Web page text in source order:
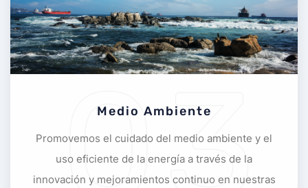
03
Medio Ambiente
Promovemos el cuidado del medio ambiente y el
uso eficiente de la energía a través de la
innovación y mejoramientos continuo en nuestras